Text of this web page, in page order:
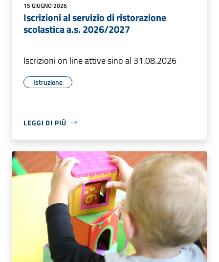
15 GIUGNO 2026
Iscrizioni al servizio di ristorazione
scolastica a.s. 2026/2027
Iscrizioni on line attive sino al 31.08.2026
Istruzione
LEGGI DI PIÙ